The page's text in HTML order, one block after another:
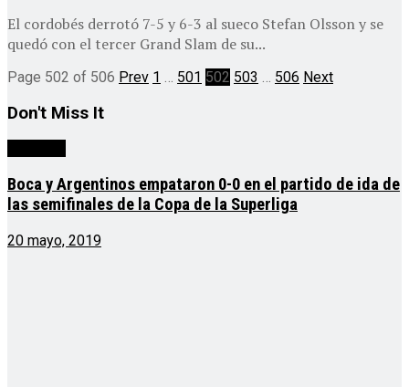
El cordobés derrotó 7-5 y 6-3 al sueco Stefan Olsson y se
quedó con el tercer Grand Slam de su...
Page 502 of 506 Prev 1 501 502 503 506 Next
Don't Miss It
Boca y Argentinos empataron 0-0 en el partido de ida de
las semifinales de la Copa de la Superliga
20 mayo, 2019